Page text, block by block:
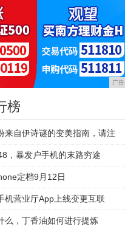
广告
榜
来自伊诗谜的变美指南，请注
，暴发户手机的末路穷途
定档9月12日
机营业厅App上线变更互联
么，丁香油如何进行提炼